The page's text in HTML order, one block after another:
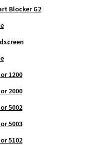
Blocker G2
1200
2000
5002
5003
5102